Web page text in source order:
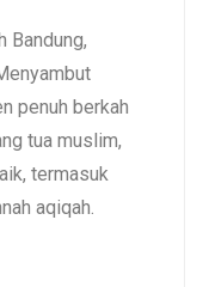
Bandung,
penuh berkah
tua muslim,
termasuk
aqiqah.